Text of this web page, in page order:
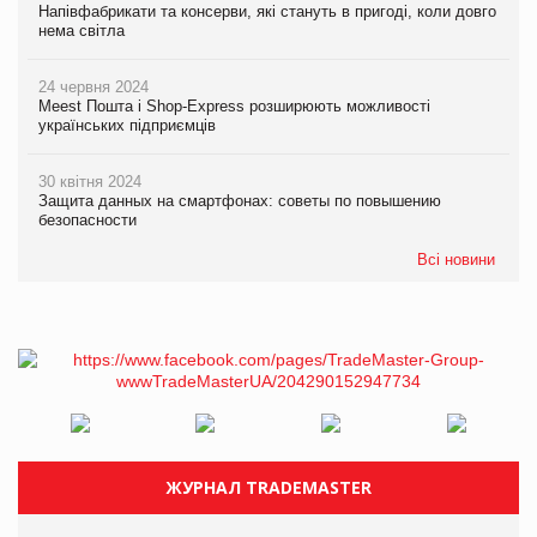
Напівфабрикати та консерви, які стануть в пригоді, коли довго
нема світла
24 червня 2024
Meest Пошта і Shop-Express розширюють можливості
українських підприємців
30 квітня 2024
Защита данных на смартфонах: советы по повышению
безопасности
Всі новини
ЖУРНАЛ TRADEMASTER